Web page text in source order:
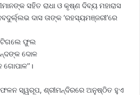
ସହିତ ରାଧା ଓ କୃଷ୍ଣ ଦିବ୍ୟ ମହାରାସ
ଦାସ ତାଙ୍କ ‘ରହସ୍ୟମଞ୍ଜରୀ’ରେ
ଫୁଲ
ଦୋଳ
ସ୍ୱରୂପ, ଶ୍ରୀମନ୍ଦିରରେ ଅନୁଷ୍ଠିତ ହୁଏ